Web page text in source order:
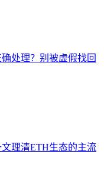
处理？别被虚假找回
理清ETH生态的主流